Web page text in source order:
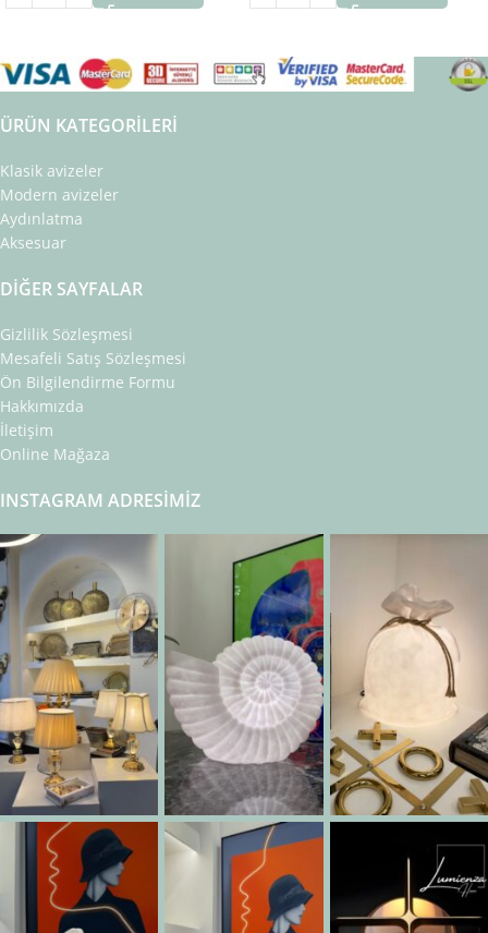
ÜRÜN KATEGORILERI
Klasik avizeler
Modern avizeler
Aydınlatma
Aksesuar
DIĞER SAYFALAR
Gizlilik Sözleşmesi
Mesafeli Satış Sözleşmesi
Ön Bilgilendirme Formu
Hakkımızda
İletişim
Online Mağaza
INSTAGRAM ADRESIMIZ